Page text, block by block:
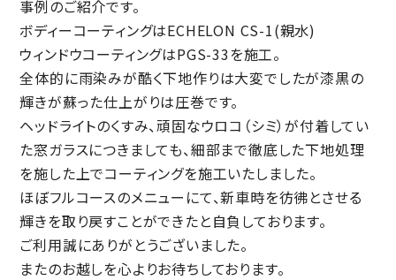
事例のご紹介です。
ボディーコーティングはECHELON CS-1(親水)
ウィンドウコーティングはPGS-33を施工。
全体的に雨染みが酷く下地作りは大変でしたが漆黒の
輝きが蘇った仕上がりは圧巻です。
ヘッドライトのくすみ、頑固なウロコ（シミ）が付着してい
た窓ガラスにつきましても、細部まで徹底した下地処理
を施した上でコーティングを施工いたしました。
ほぼフルコースのメニューにて、新車時を彷彿とさせる
輝きを取り戻すことができたと自負しております。
ご利用誠にありがとうございました。
またのお越しを心よりお待ちしております。